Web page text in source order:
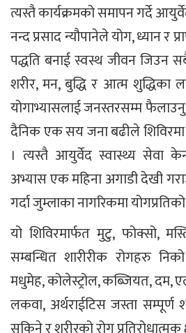
त्यस्तै कार्यक्रमको समापन गर्दे
नन्द प्रसाद न्यौपानेले योग, ध्यान र
पद्धति बनाई स्वस्थ जीवन जिउन
शरीर, मन, बुद्धि र आत्म शुद्धिका
योगाभ्यासलाई जनस्तरसम्म फैलाउनु
दैनिक एक सय जना बढीले
। त्यस्तै आयुर्वेद स्वास्थ्य सेवा
अभ्यास एक महिना अगाडी देखी
गर्दा जुम्लाका नागरिकमा
यो शिविरमार्फत मुटु, फोक्सो,
सम्बन्धित शारीरीक रोगहरु
मधुमेह, कोलेस्ट्रोल, कब्जियत, दम,
लकवा, अर्थराईटिस जस्ता सम्पूर्ण